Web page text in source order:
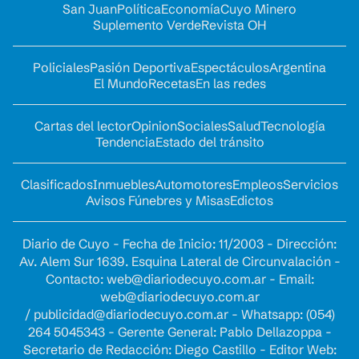
San JuanPolíticaEconomíaCuyo Minero
Suplemento VerdeRevista OH
PolicialesPasión DeportivaEspectáculosArgentina
El MundoRecetasEn las redes
Cartas del lectorOpinionSocialesSaludTecnología
TendenciaEstado del tránsito
ClasificadosInmueblesAutomotoresEmpleosServicios
Avisos Fúnebres y MisasEdictos
Diario de Cuyo - Fecha de Inicio: 11/2003 - Dirección:
Av. Alem Sur 1639. Esquina Lateral de Circunvalación -
Contacto: web@diariodecuyo.com.ar- Email:
web@diariodecuyo.com.ar
/ publicidad@diariodecuyo.com.ar- Whatsapp: (054)
264 5045343 - Gerente General: Pablo Dellazoppa -
Secretario de Redacción: Diego Castillo - Editor Web: